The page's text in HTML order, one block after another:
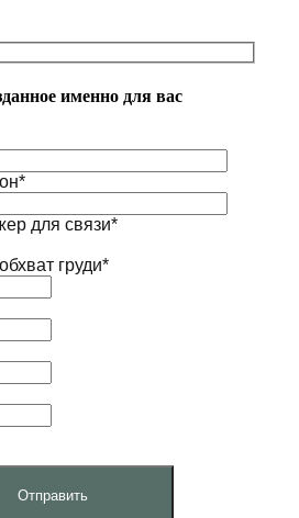
именно для вас
для связи*
груди*